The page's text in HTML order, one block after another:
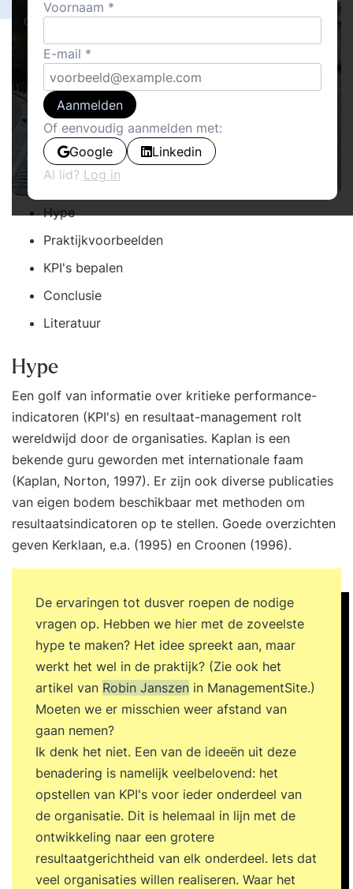
Cover stories
Hype
Praktijkvoorbeelden
KPI's bepalen
Conclusie
Literatuur
Hype
Een golf van informatie over kritieke performance-
indicatoren (KPI's) en resultaat-management rolt
wereldwijd door de organisaties. Kaplan is een
bekende guru geworden met internationale faam
(Kaplan, Norton, 1997). Er zijn ook diverse publicaties
van eigen bodem beschikbaar met methoden om
resultaatsindicatoren op te stellen. Goede overzichten
geven Kerklaan, e.a. (1995) en Croonen (1996).
De ervaringen tot dusver roepen de nodige
vragen op. Hebben we hier met de zoveelste
hype te maken? Het idee spreekt aan, maar
werkt het wel in de praktijk? (Zie ook het
artikel van Robin Janszen in ManagementSite.)
Moeten we er misschien weer afstand van
gaan nemen?
Ik denk het niet. Een van de ideeën uit deze
benadering is namelijk veelbelovend: het
opstellen van KPI's voor ieder onderdeel van
de organisatie. Dit is helemaal in lijn met de
ontwikkeling naar een grotere
resultaatgerichtheid van elk onderdeel. Iets dat
veel organisaties willen realiseren. Waar het
Voornaam
E-mail
Aanmelden
Of eenvoudig aanmelden met:
Google
Linkedin
Al lid? Log in